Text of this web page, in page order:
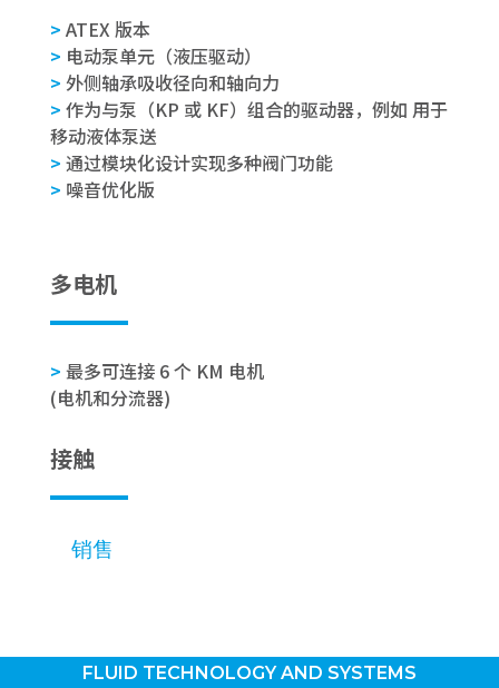
> ATEX 版本
> 电动泵单元（液压驱动）
> 外侧轴承吸收径向和轴向力
> 作为与泵（KP 或 KF）组合的驱动器，例如 用于
移动液体泵送
> 通过模块化设计实现多种阀门功能
> 噪音优化版
多电机
> 最多可连接 6 个 KM 电机
(电机和分流器)
接触
销售
FLUID TECHNOLOGY AND SYSTEMS